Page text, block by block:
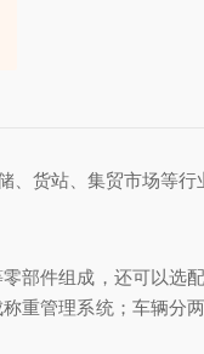
货站、集贸市场等行
部件组成，还可以选
管理系统；车辆分